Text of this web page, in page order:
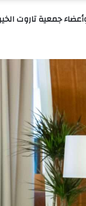
جمعية تاروت